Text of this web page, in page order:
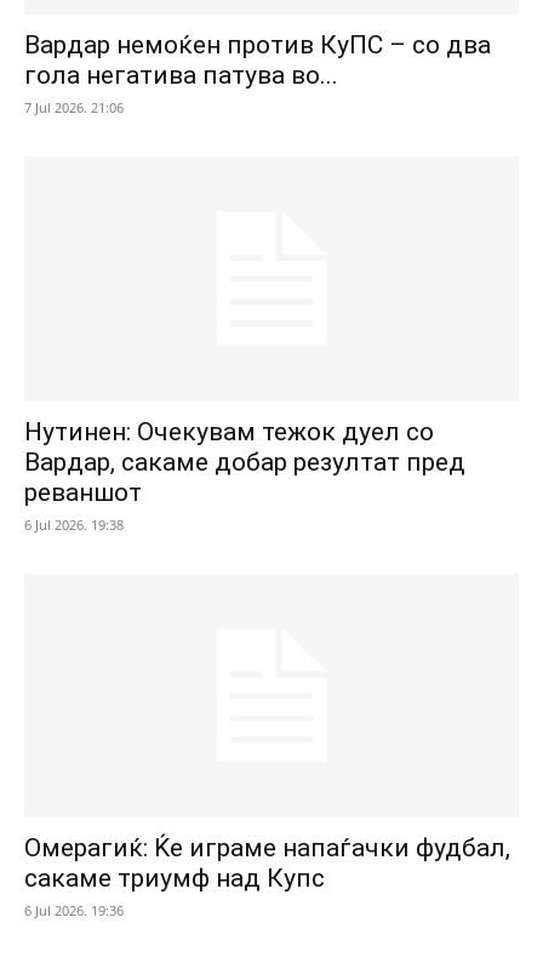
Вардар немоќен против КуПС – со два
гола негатива патува во...
7 Jul 2026. 21:06
Нутинен: Очекувам тежок дуел со
Вардар, сакаме добар резултат пред
реваншот
6 Jul 2026. 19:38
Омерагиќ: Ќе играме напаѓачки фудбал,
сакаме триумф над Купс
6 Jul 2026. 19:36